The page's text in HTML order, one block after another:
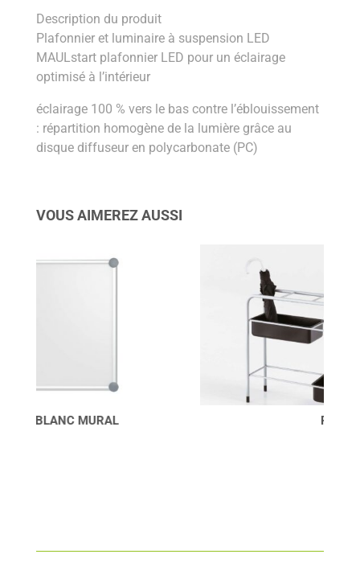
Description du produit
Plafonnier et luminaire à suspension LED
MAULstart plafonnier LED pour un éclairage
optimisé à l’intérieur
éclairage 100 % vers le bas contre l’éblouissement
: répartition homogène de la lumière grâce au
disque diffuseur en polycarbonate (PC)
VOUS AIMEREZ AUSSI